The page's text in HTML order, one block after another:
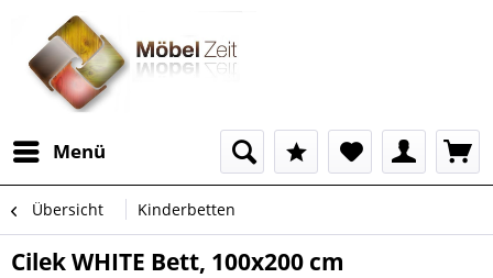
Menü
Übersicht Kinderbetten
Cilek WHITE Bett, 100x200 cm